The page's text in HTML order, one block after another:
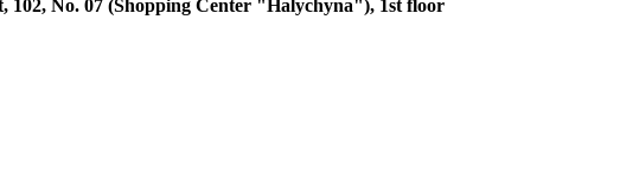
102, No. 07 (Shopping Center "Halychyna"), 1st floor